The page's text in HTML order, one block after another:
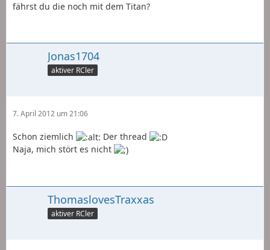
fährst du die noch mit dem Titan?
Jonas1704
aktiver RCler
7. April 2012 um 21:06
Schon ziemlich
Der thread
Naja, mich stört es nicht
ThomaslovesTraxxas
aktiver RCler